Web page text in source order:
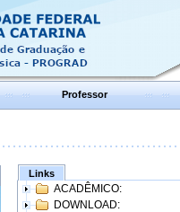
Professor
Links
ACADÊMICO:
DOWNLOAD: